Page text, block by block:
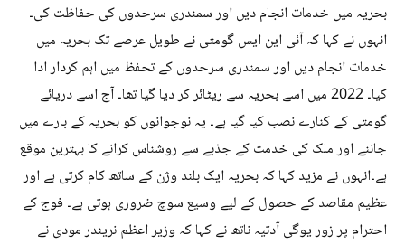
بحریہ میں خدمات انجام دیں اور سمندری سرحدوں کی حفاظت کی۔
انہوں نے کہا کہ آئی این ایس گومتی نے طویل عرصے تک بحریہ میں
خدمات انجام دیں اور سمندری سرحدوں کے تحفظ میں اہم کردار ادا
کیا۔ 2022 میں اسے بحریہ سے ریٹائر کر دیا گیا تھا۔ آج اسے دریائے
گومتی کے کنارے نصب کیا گیا ہے۔ یہ نوجوانوں کو بحریہ کے بارے میں
جاننے اور ملک کی خدمت کے جذبے سے روشناس کرانے کا بہترین موقع
ہے۔انہوں نے مزید کہا کہ بحریہ ایک بلند وژن کے ساتھ کام کرتی ہے اور
عظیم مقاصد کے حصول کے لیے وسیع سوچ ضروری ہوتی ہے۔ فوج کے
احترام پر زور یوگی آدتیہ ناتھ نے کہا کہ وزیر اعظم نریندر مودی نے